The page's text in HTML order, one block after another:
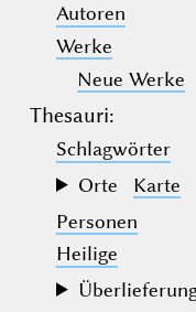
(der Unterstrich) ist
genau ein Zeichen.
(das Prozentzeichen)
für kein, ein oder
Zeichen.
Autoren
Werke
Neue Werke
Thesauri:
Schlagwörter
Orte
Karte
Personen
Heilige